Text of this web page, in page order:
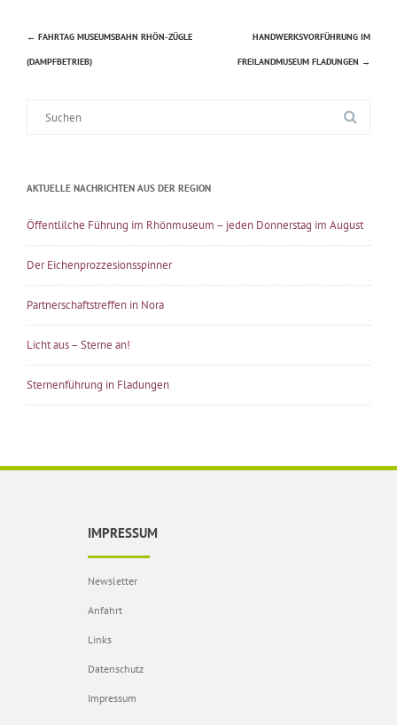
Beitragsnavigation
← FAHRTAG MUSEUMSBAHN RHÖN-ZÜGLE
(DAMPFBETRIEB)
HANDWERKSVORFÜHRUNG IM
FREILANDMUSEUM FLADUNGEN →
AKTUELLE NACHRICHTEN AUS DER REGION
Öffentlilche Führung im Rhönmuseum – jeden Donnerstag im August
Der Eichenprozzesionsspinner
Partnerschaftstreffen in Nora
Licht aus – Sterne an!
Sternenführung in Fladungen
IMPRESSUM
Newsletter
Anfahrt
Links
Datenschutz
Impressum